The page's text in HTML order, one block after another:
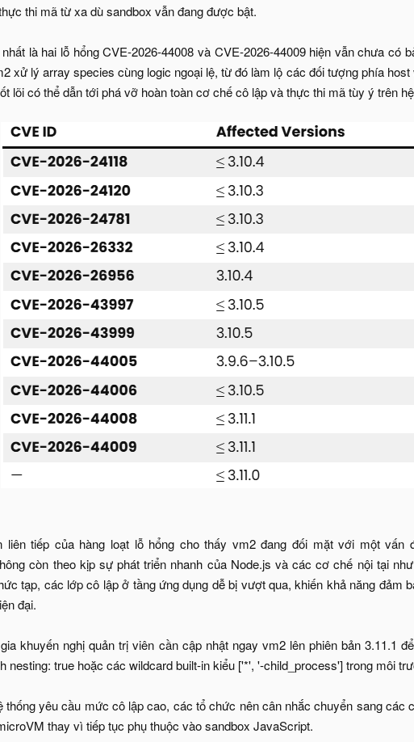
thi mã từ xa dù sandbox vẫn đang được bật.
là hai lỗ hổng CVE-2026-44008 và CVE-2026-44009 hiện vẫn chưa có
xử lý array species cùng logic ngoại lệ, từ đó làm lộ các đối tượng phía
lõi có thể dẫn tới phá vỡ hoàn toàn cơ chế cô lập và thực thi mã tùy ý trên
liên tiếp của hàng loạt lỗ hổng cho thấy vm2 đang đối mặt với một vấn
còn theo kịp sự phát triển nhanh của Node.js và các cơ chế nội tại
tạp, các lớp cô lập ở tầng ứng dụng dễ bị vượt qua, khiến khả năng đảm
đại.
khuyến nghị quản trị viên cần cập nhật ngay vm2 lên phiên bản 3.11.1
nesting: true hoặc các wildcard built-in kiểu ['*', '-child_process'] trong môi
thống yêu cầu mức cô lập cao, các tổ chức nên cân nhắc chuyển sang
thay vì tiếp tục phụ thuộc vào sandbox JavaScript.